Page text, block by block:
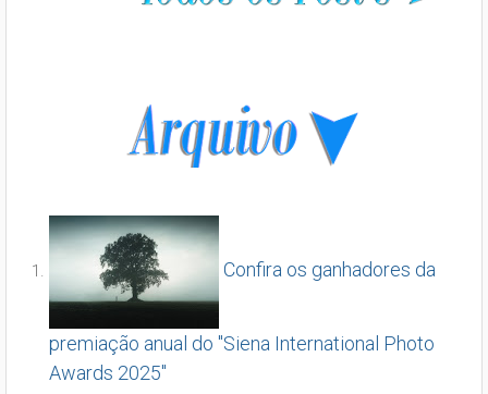
Confira os ganhadores da
premiação anual do "Siena International Photo
Awards 2025"